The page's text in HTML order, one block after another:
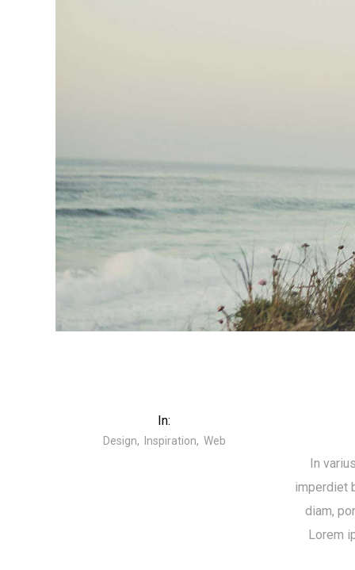
In:
Design Inspiration Web
In
imperdiet
diam,
Lorem